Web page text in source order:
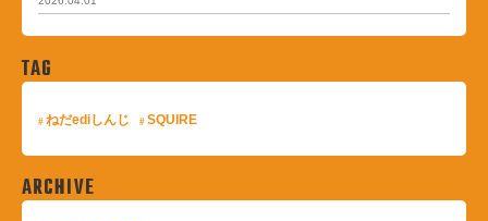
TAG
ねだediしんじ SQUIRE
ARCHIVE